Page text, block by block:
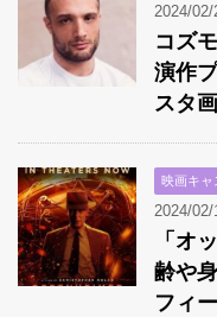
2024/02/
コズ
演作
スタ
映画キャ
2024/02/
「オ
齢や
フィ